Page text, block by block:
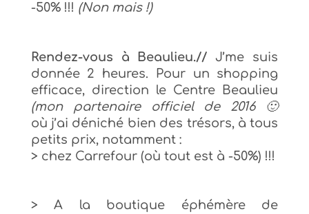
-50% !!! (Non mais !)
Rendez-vous à Beaulieu.// J’me suis
donnée 2 heures. Pour un shopping
efficace, direction le Centre Beaulieu
(mon partenaire officiel de 2016 🙂
où j’ai déniché bien des trésors, à tous
petits prix, notamment :
> chez Carrefour (où tout est à -50%) !!!
> A la boutique éphémère de